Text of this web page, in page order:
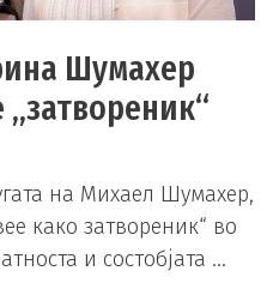
Шумахер
„затвореник“
на Михаел Шумахер,
како затвореник“ во
и состобјата …